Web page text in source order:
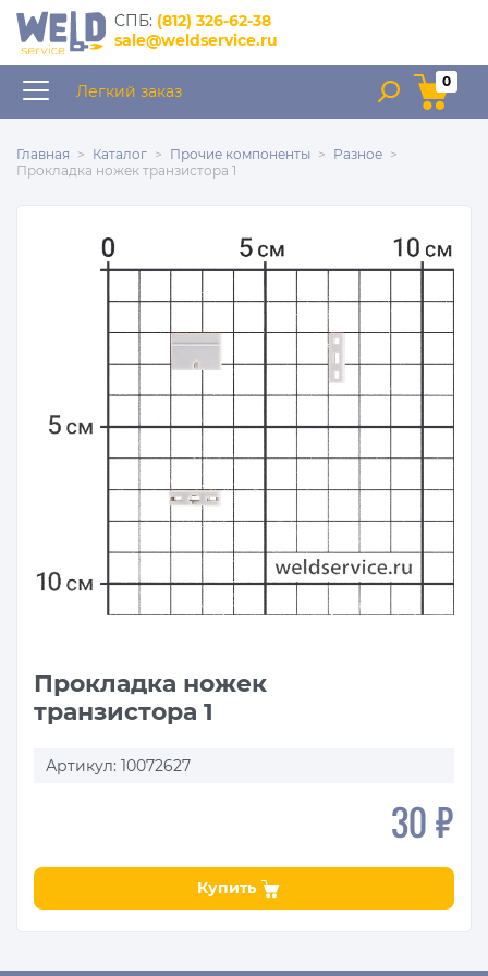
интернет–магазин
запчастей для сварочного
CПБ: (812) 326-62-38
sale@weldservice.ru
Легкий заказ
0
Главная Каталог Прочие компоненты
Разное
Прокладка ножек транзистора 1
Прокладка ножек
транзистора 1
Артикул: 10072627
30 ₽
Купить